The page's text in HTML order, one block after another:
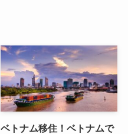
ベトナム移住！ベトナムで